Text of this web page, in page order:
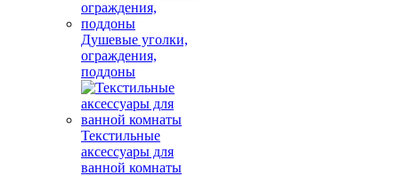
Душевые уголки,
ограждения,
поддоны
Текстильные
аксессуары для
ванной комнаты